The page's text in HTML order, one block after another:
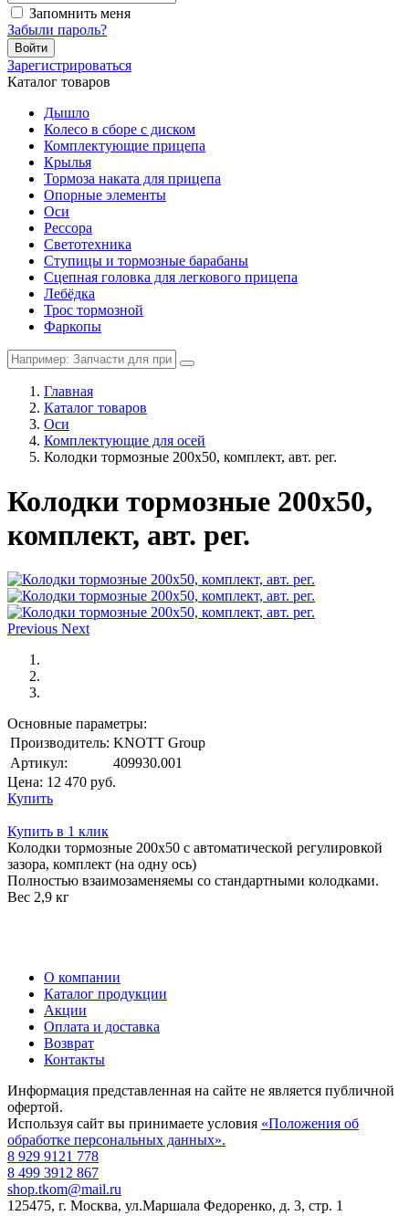
Запомнить меня
Забыли пароль?
Войти
Зарегистрироваться
Каталог товаров
Дышло
Колесо в сборе с диском
Комплектующие прицепа
Крылья
Тормоза наката для прицепа
Опорные элементы
Оси
Рессора
Светотехника
Ступицы и тормозные барабаны
Сцепная головка для легкового прицепа
Лебёдка
Трос тормозной
Фаркопы
Главная
Каталог товаров
Оси
Комплектующие для осей
Колодки тормозные 200х50, комплект, авт. рег.
Колодки тормозные 200х50,
комплект, авт. рег.
Previous Next
Основные параметры:
Производитель: KNOTT Group
Артикул:
409930.001
Цена: 12 470 руб.
Купить
Купить в 1 клик
Колодки тормозные 200х50 с автоматической регулировкой
зазора, комплект (на одну ось)
Полностью взаимозаменяемы со стандартными колодками.
Вес 2,9 кг
О компании
Каталог продукции
Акции
Оплата и доставка
Возврат
Контакты
Информация представленная на сайте не является публичной
офертой.
Используя сайт вы принимаете условия «Положения об
обработке персональных данных».
8 929 9121 778
8 499 3912 867
shop.tkom@mail.ru
125475, г. Москва, ул.Маршала Федоренко, д. 3, стр. 1